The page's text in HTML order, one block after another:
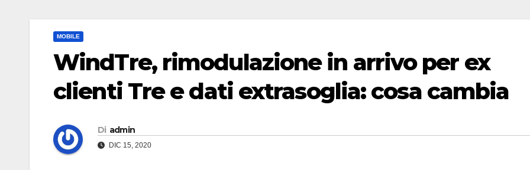
MOBILE
WindTre, rimodulazione in arrivo per ex
clienti Tre e dati extrasoglia: cosa cambia
Di admin
DIC 15, 2020